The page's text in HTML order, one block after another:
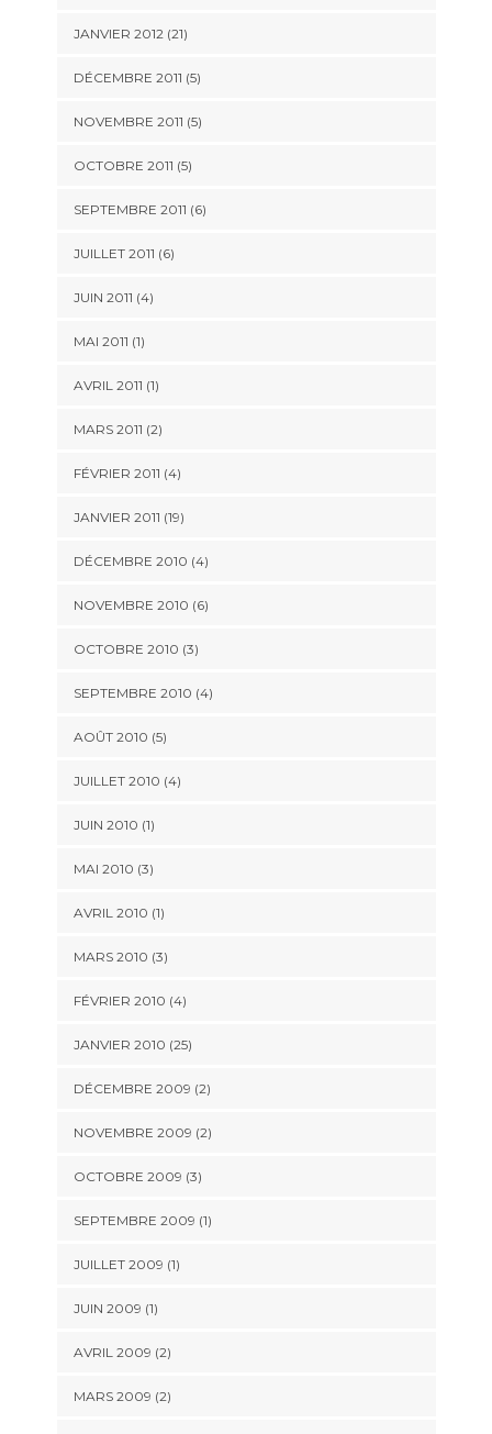
JANVIER 2012 (21)
DÉCEMBRE 2011 (5)
NOVEMBRE 2011 (5)
OCTOBRE 2011 (5)
SEPTEMBRE 2011 (6)
JUILLET 2011 (6)
JUIN 2011 (4)
MAI 2011 (1)
AVRIL 2011 (1)
MARS 2011 (2)
FÉVRIER 2011 (4)
JANVIER 2011 (19)
DÉCEMBRE 2010 (4)
NOVEMBRE 2010 (6)
OCTOBRE 2010 (3)
SEPTEMBRE 2010 (4)
AOÛT 2010 (5)
JUILLET 2010 (4)
JUIN 2010 (1)
MAI 2010 (3)
AVRIL 2010 (1)
MARS 2010 (3)
FÉVRIER 2010 (4)
JANVIER 2010 (25)
DÉCEMBRE 2009 (2)
NOVEMBRE 2009 (2)
OCTOBRE 2009 (3)
SEPTEMBRE 2009 (1)
JUILLET 2009 (1)
JUIN 2009 (1)
AVRIL 2009 (2)
MARS 2009 (2)